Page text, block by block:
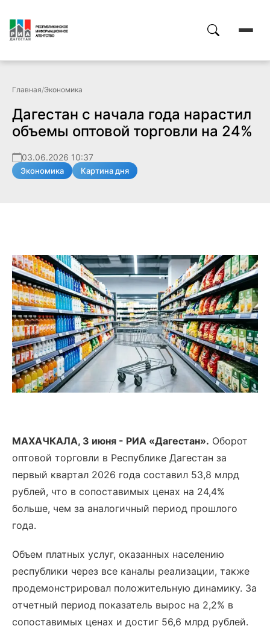
Главная/Экономика
Дагестан с начала года нарастил
объемы оптовой торговли на 24%
03.06.2026 10:37
Экономика Картина дня
МАХАЧКАЛА, 3 июня - РИА «Дагестан». Оборот
оптовой торговли в Республике Дагестан за
первый квартал 2026 года составил 53,8 млрд
рублей, что в сопоставимых ценах на 24,4%
больше, чем за аналогичный период прошлого
года.
Объем платных услуг, оказанных населению
республики через все каналы реализации, также
продемонстрировал положительную динамику. За
отчетный период показатель вырос на 2,2% в
сопоставимых ценах и достиг 56,6 млрд рублей.